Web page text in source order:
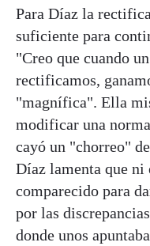
Para Díaz la
suficiente para
"Creo que cuando
rectificamos,
"magnífica". Ella
modificar una
cayó un "chorreo"
Díaz lamenta que ni
comparecido para
por las
donde unos